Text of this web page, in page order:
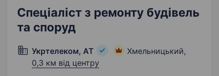
Спеціаліст з ремонту будівель
та споруд
Укртелеком, АТ
Хмельницький,
0,3 км від центру